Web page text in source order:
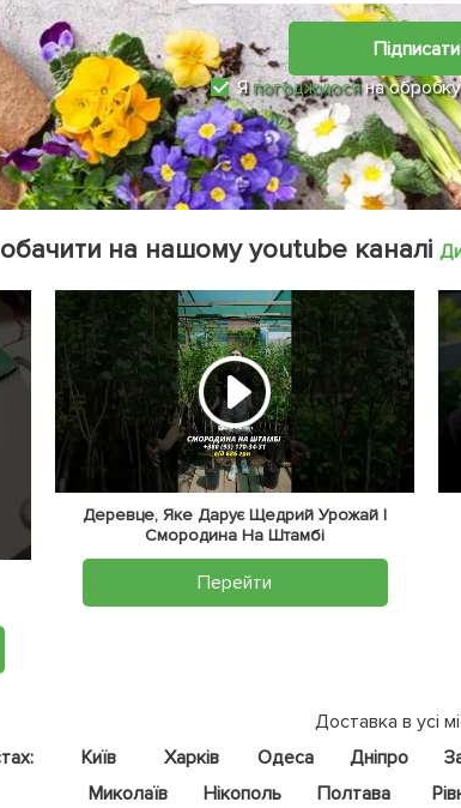
Япогоджуюсяна
на нашому youtube каналі
Деревце, Яке Дарує Щедрий Урожай |
Смородина На Штамбі
Перейти
Доставка в усі
Київ Харків Одеса Дніпро
Миколаїв
Нікополь Полтава